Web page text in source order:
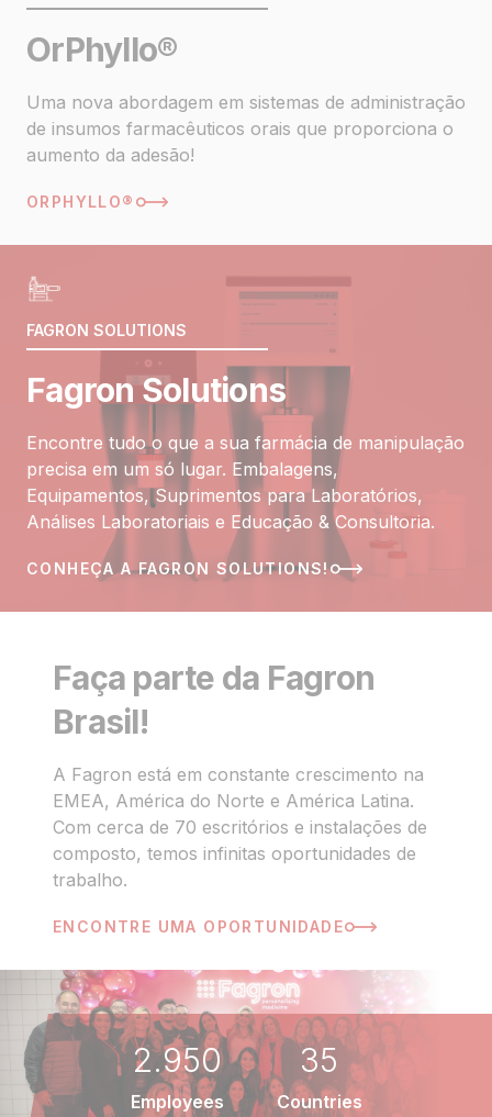
OrPhyllo®
Uma nova abordagem em sistemas de administração
de insumos farmacêuticos orais que proporciona o
aumento da adesão!
ORPHYLLO®
FAGRON SOLUTIONS
Fagron Solutions
Encontre tudo o que a sua farmácia de manipulação
precisa em um só lugar. Embalagens,
Equipamentos, Suprimentos para Laboratórios,
Análises Laboratoriais e Educação & Consultoria.
CONHEÇA A FAGRON SOLUTIONS!
Faça parte da Fagron
Brasil!
A Fagron está em constante crescimento na
EMEA, América do Norte e América Latina.
Com cerca de 70 escritórios e instalações de
composto, temos infinitas oportunidades de
trabalho.
ENCONTRE UMA OPORTUNIDADE
2.950
Employees
35
Countries